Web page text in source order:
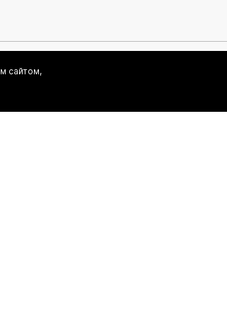
и хранение моих персональных данных
сайтом,